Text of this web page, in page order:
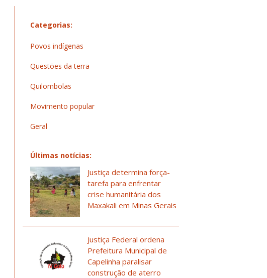
Categorias:
Povos indígenas
Questões da terra
Quilombolas
Movimento popular
Geral
Últimas notícias:
Justiça determina força-
tarefa para enfrentar
crise humanitária dos
Maxakali em Minas Gerais
Justiça Federal ordena
Prefeitura Municipal de
Capelinha paralisar
construção de aterro